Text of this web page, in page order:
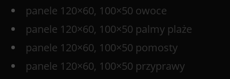
panele 120×60, 100×50 owoce
panele 120×60, 100×50 palmy plaże
panele 120×60, 100×50 pomosty
panele 120×60, 100×50 przyprawy